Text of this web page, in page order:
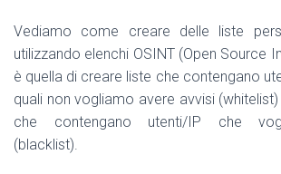
Vediamo come creare delle liste
utilizzando elenchi OSINT (Open Source
è quella di creare liste che contengano
quali non vogliamo avere avvisi
che contengano utenti/IP che
(blacklist).